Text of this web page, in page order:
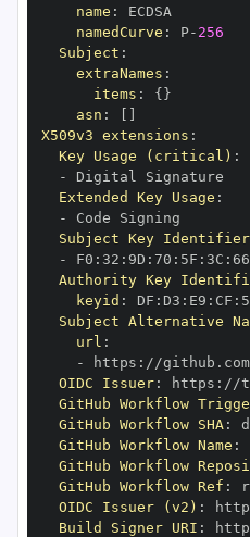
name :
namedCurve : P- 256
Subject :
extraNames :
items : { }
asn :
X509v3 extensions :
Key Usage (critical) :
-
Extended Key Usage :
-
Subject Key Identifier
-
F0 : 32 : 9D : 70 : 5F : 3C : 66
Authority Key
keyid : DF : D3 : E9 : CF :
Subject Alternative
url :
-
https : //
OIDC Issuer: https :
GitHub Workflow
GitHub Workflow SHA:
GitHub Workflow Name :
GitHub Workflow
GitHub Workflow Ref :
OIDC Issuer (v2) :
Build Signer URI :